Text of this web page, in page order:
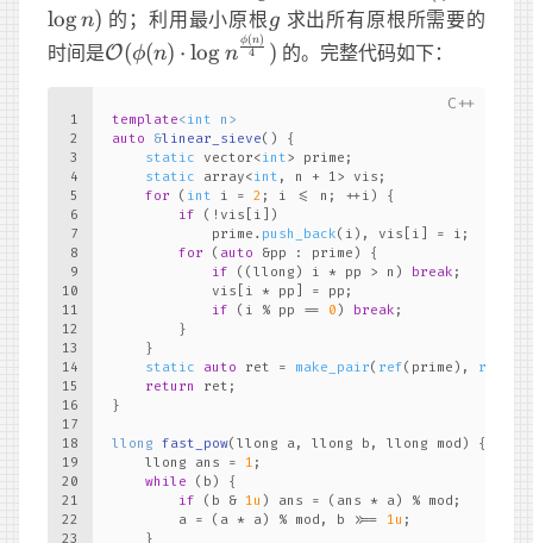
n)
logn) 的；利用最小原根g
g 求出所有原根所需要的
时间是\mathcal O
(\phi(n)\cdot\log
O(ϕ(n) ⋅ log n 4
ϕ(n) ) 的。完整代码如下：
1
2
3
4
5
6
7
8
9
10
11
12
13
14
15
16
17
18
19
20
21
22
23
template<int n>
auto &linear_sieve()
{
static vector<int> prime;
static array<int , n + 1> vis;
for ( int i = 2 ; i <= n; ++i) {
if (!vis[i])
            prime.
push_back(i), vis[i] = i;
for ( auto &pp : prime) {
if ((llong) i * pp > n) break ;
            vis[i * pp] = pp;
if (i % pp == 0 ) break ;
        }
    }
static auto ret = make_pair( ref(prime), ref
return
ret;
}
llong fast_pow(llong a, llong b, llong mod)
{
    llong ans =
1 ;
while (b) {
if (b & 1u ) ans = (ans * a) % mod;
        a = (a * a) % mod, b >>=
1u ;
    }